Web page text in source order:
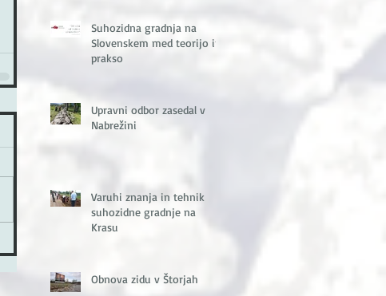
Suhozidna gradnja na
Slovenskem med teorijo in
prakso
Upravni odbor zasedal v
Nabrežini
Varuhi znanja in tehnik
suhozidne gradnje na
Krasu
Obnova zidu v Štorjah